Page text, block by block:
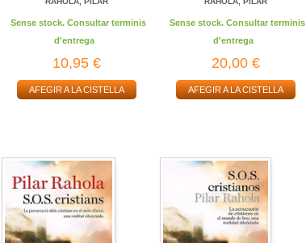
Sense stock. Consultar terminis
d'entrega
10,95 €
AFEGIR A LA CISTELLA
Sense stock. Consultar terminis
d'entrega
20,00 €
AFEGIR A LA CISTELLA